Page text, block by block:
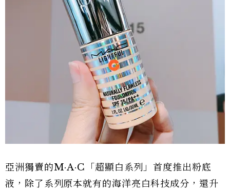
亞洲獨賣的M·A·C「超顯白系列」首度推出粉底
液，除了系列原本就有的海洋亮白科技成分，還升